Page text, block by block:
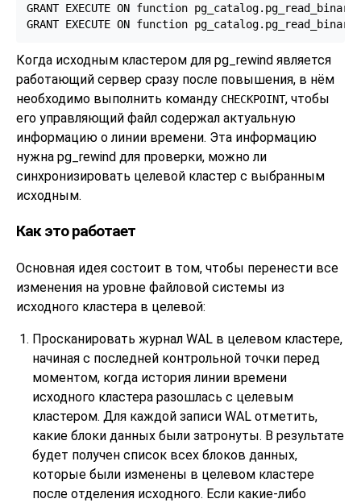
GRANT EXECUTE ON function
GRANT EXECUTE ON function
Когда исходным кластером для pg_rewind является
работающий сервер сразу после повышения, в нём
необходимо выполнить команду CHECKPOINT, чтобы
его управляющий файл содержал актуальную
информацию о линии времени. Эта информацию
нужна pg_rewind для проверки, можно ли
синхронизировать целевой кластер с выбранным
исходным.
Как это работает
Основная идея состоит в том, чтобы перенести все
изменения на уровне файловой системы из
исходного кластера в целевой:
Просканировать журнал WAL в целевом кластере,
начиная с последней контрольной точки перед
моментом, когда история линии времени
исходного кластера разошлась с целевым
кластером. Для каждой записи WAL отметить,
какие блоки данных были затронуты. В результате
будет получен список всех блоков данных,
которые были изменены в целевом кластере
после отделения исходного. Если какие-либо